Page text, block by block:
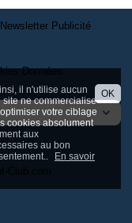
il n'utilise aucun
ne commercialise
votre ciblage
cookies absolument
aux
au bon
En savoir
OK
Newsletter Publicité
Données